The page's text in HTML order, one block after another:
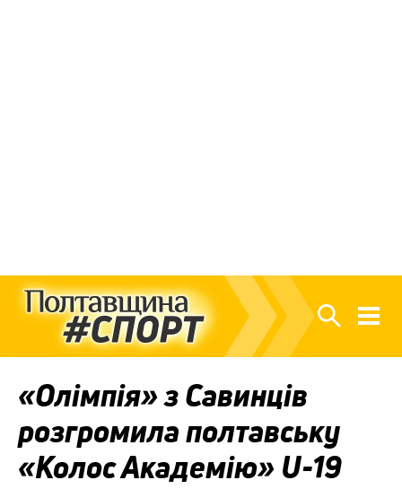
«Олімпія» з Савинців
розгромила полтавську
«Колос Академію» U-19